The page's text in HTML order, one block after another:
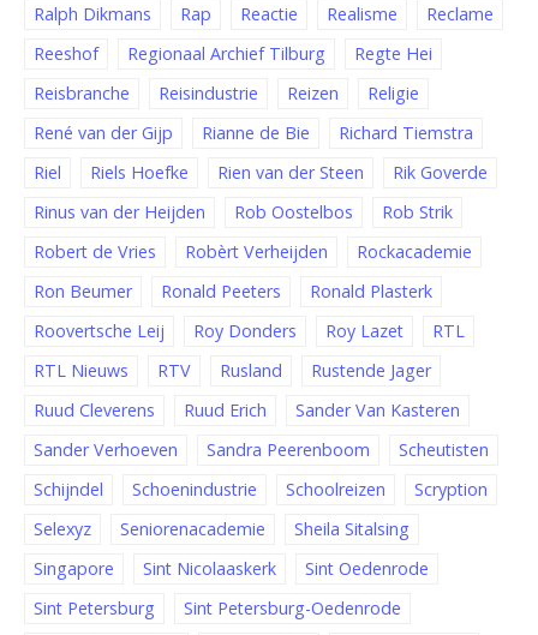
Ralph Dikmans
Rap Reactie Realisme
Reclame
Reeshof
Regionaal Archief Tilburg
Regte Hei
Reisbranche
Reisindustrie Reizen
Religie
René van der Gijp
Rianne de Bie
Richard Tiemstra
Riel
Riels Hoefke Rien van der Steen
Rik Goverde
Rinus van der Heijden
Rob Oostelbos
Rob Strik
Robert de Vries
Robèrt Verheijden
Rockacademie
Ron Beumer
Ronald Peeters
Ronald Plasterk
Roovertsche Leij
Roy Donders Roy Lazet
RTL
RTL Nieuws
RTV Rusland
Rustende Jager
Ruud Cleverens
Ruud Erich
Sander Van Kasteren
Sander Verhoeven
Sandra Peerenboom
Scheutisten
Schijndel
Schoenindustrie Schoolreizen
Scryption
Selexyz
Seniorenacademie
Sheila Sitalsing
Singapore
Sint Nicolaaskerk
Sint Oedenrode
Sint Petersburg
Sint Petersburg-Oedenrode